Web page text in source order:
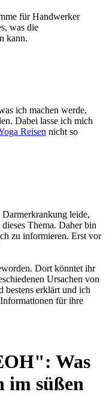
für Handwerker
was die
kann.
ich machen werde,
Dabei lasse ich mich
Reisen nicht so
leide,
Thema. Daher bin
zu informieren. Erst vor
Dort könntet ihr
Ursachen von
erklärt und ich
für ihre
Was
süßen